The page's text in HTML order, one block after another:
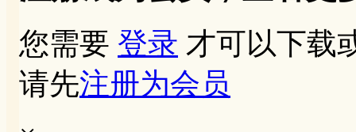
您需要 登录 才可以下载
请先注册为会员